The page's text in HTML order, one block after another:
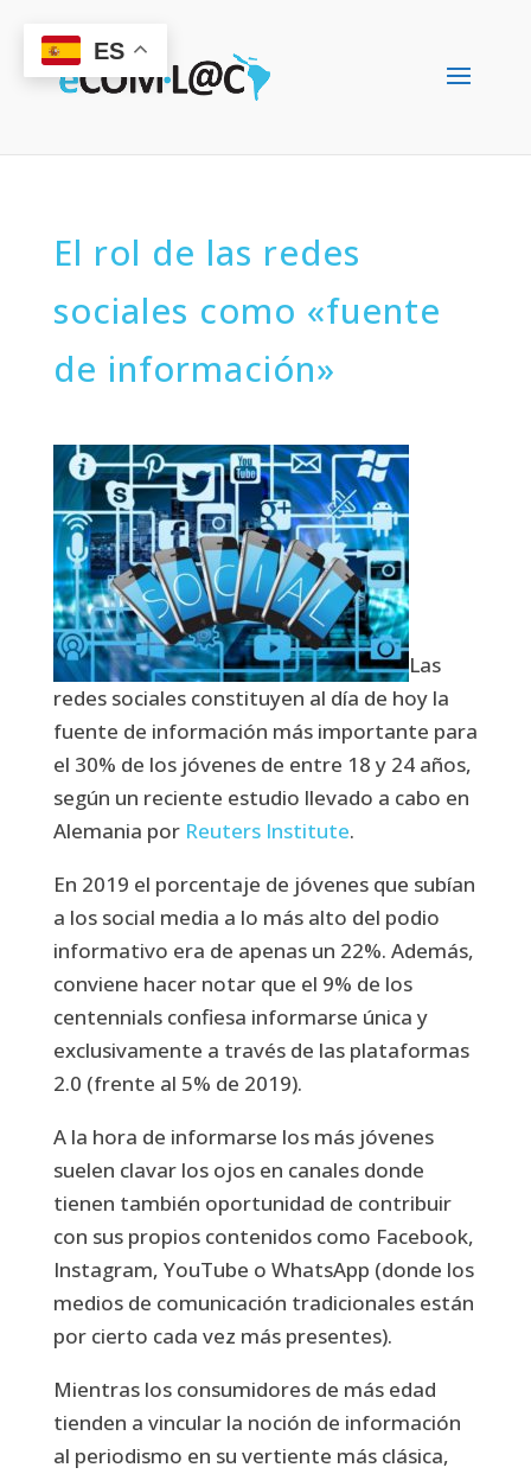
El rol de las redes
sociales como «fuente
de información»
Las
redes sociales constituyen al día de hoy la
fuente de información más importante para
el 30% de los jóvenes de entre 18 y 24 años,
según un reciente estudio llevado a cabo en
Alemania por Reuters Institute.
En 2019 el porcentaje de jóvenes que subían
a los social media a lo más alto del podio
informativo era de apenas un 22%. Además,
conviene hacer notar que el 9% de los
centennials confiesa informarse única y
exclusivamente a través de las plataformas
2.0 (frente al 5% de 2019).
A la hora de informarse los más jóvenes
suelen clavar los ojos en canales donde
tienen también oportunidad de contribuir
con sus propios contenidos como Facebook,
Instagram, YouTube o WhatsApp (donde los
medios de comunicación tradicionales están
por cierto cada vez más presentes).
Mientras los consumidores de más edad
tienden a vincular la noción de información
al periodismo en su vertiente más clásica,
ES